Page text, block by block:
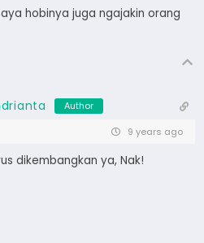
hobinya juga ngajakin orang
Author
9 years ago
dikembangkan ya, Nak!